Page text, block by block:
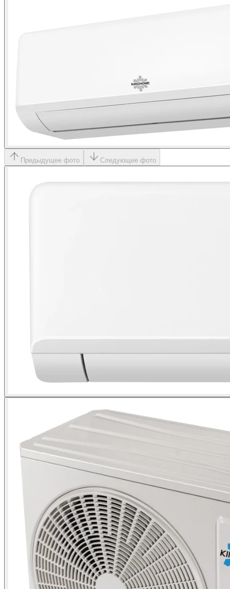
Предыдущее фото Следующее фото